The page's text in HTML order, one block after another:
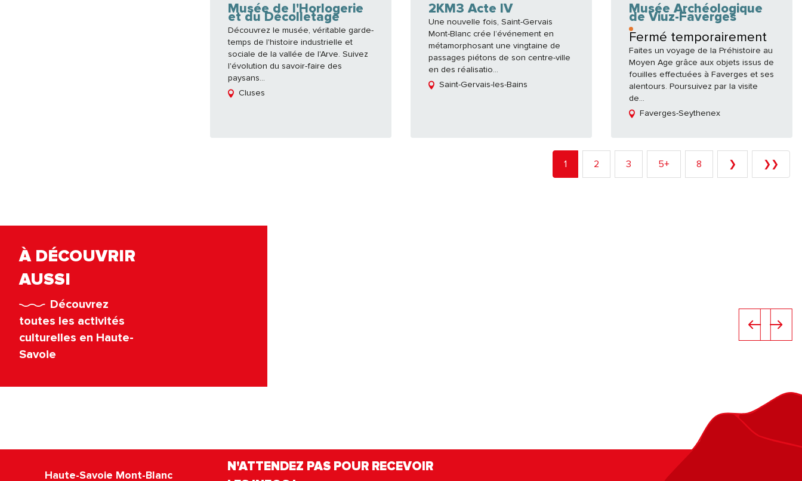
Musée de l'Horlogerie
et du Décolletage
Découvrez le musée, véritable garde-
temps de l'histoire industrielle et
sociale de la vallée de l'Arve. Suivez
l'évolution du savoir-faire des
paysans...
Cluses
2KM3 Acte IV
Une nouvelle fois, Saint-Gervais
Mont-Blanc crée l’événement en
métamorphosant une vingtaine de
passages piétons de son centre-ville
en des réalisatio...
Saint-Gervais-les-Bains
Musée Archéologique
de Viuz-Faverges
Fermé temporairement
Faites un voyage de la Préhistoire au
Moyen Age grâce aux objets issus de
fouilles effectuées à Faverges et ses
alentours. Poursuivez par la visite
de...
Faverges-Seythenex
1 2 3 5+ 8 ❯ ❯❯
À DÉCOUVRIR
AUSSI
Découvrez
toutes les activités
culturelles en Haute-
Savoie
Haute-Savoie Mont-Blanc
N'ATTENDEZ PAS POUR RECEVOIR